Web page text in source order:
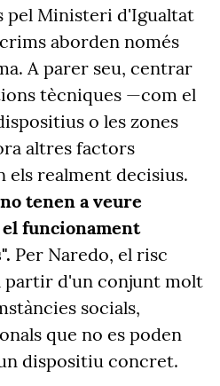
pel Ministeri d'Igualtat
aborden només
A parer seu, centrar
tècniques —com el
o les zones
altres factors
els realment decisius.
tenen a veure
funcionament
Per Naredo, el risc
partir d'un conjunt molt
socials,
que no es poden
dispositiu concret.